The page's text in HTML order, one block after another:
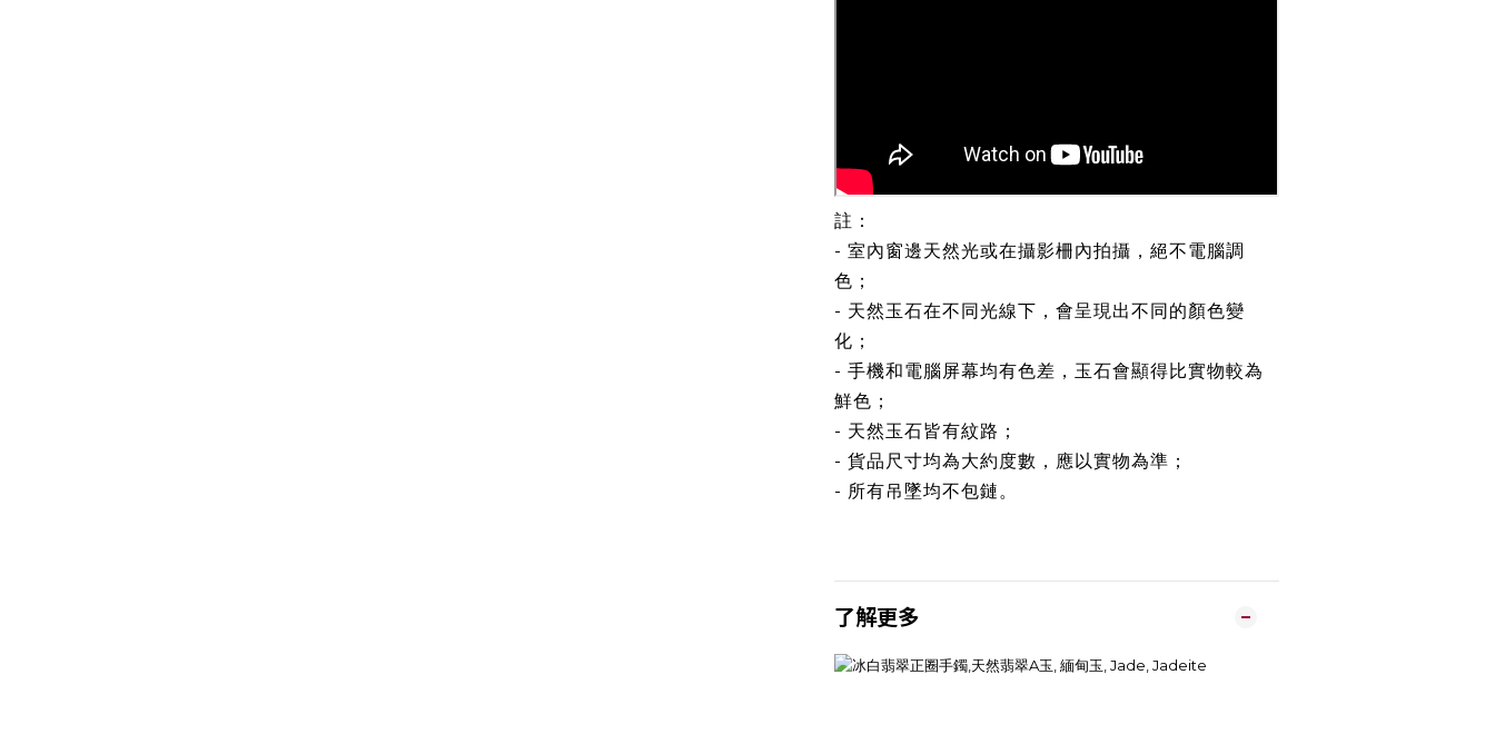
註：
- 室內窗邊天然光或在攝影柵內拍攝，絕不電腦調
色；
- 天然玉石在不同光線下，會呈現出不同的顏色變
化；
- 手機和電腦屏幕均有色差，玉石會顯得比實物較為
鮮色；
- 天然玉石皆有紋路；
- 貨品尺寸均為大約度數，應以實物為準；
- 所有吊墜均不包鏈。
了解更多